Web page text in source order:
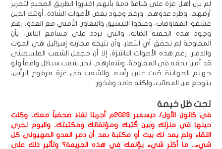
لم يزل أهل غزة على قناعة تامة بأنهم اختاروا الطريق الصحيح لتحرير
أرضهم، وطرد عدوهم، ورغم وجود بعض الأصوات الشاذة، أولئك الذين
عشقوا المفاوضات، وعبدوا التنسيق والتعاون الأمني مع العدو، رغم
وجود هذه الحفنة الضالة، والتي تردد على مسامع الناس، بأن
المقاومة لم تحقق أي انتصار، وأن نتيجة محاربة إسرائيل هي الموت
والدمار، رغم هذه الأصوات الناشزة، إلا أن مجمل الشعب الفلسطيني
قد آمن بحقه في المقاومة، وشعارهم، نحن شعب سيظل واقفاً ولو
جهنم الصهاينة صُبت على رأسه. والشعب في غزة مرفوع الرأس،
يتوجع من المصائب، ولكنه صامد وفخور.
تحت ظل خيمة
في كانون الأول/ ديسمبر 2023م أجرينا لقاءً صحفياً معك، وكنت
حينها في منزلك وبين كُتبك ومؤلفاتك ومكتبتك، واليوم نجري
اللقاء ولم يعد لك بيت أو مكتبة بعد أن دمر العدو الصهيوني كل
شيء.. ما أكثر شيء يؤلمك في هذه الجريمة؟ وتأثير ذلك على